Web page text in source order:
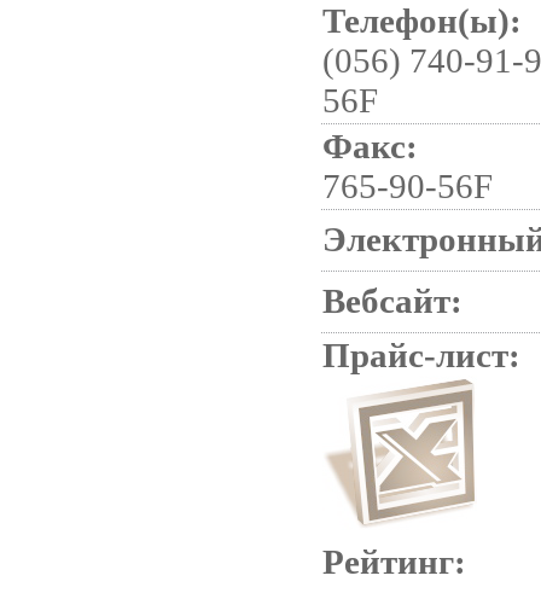
Телефон(ы):
(056) 740-91-
56F
Факс:
765-90-56F
Вебсайт:
Прайс-лист:
Рейтинг: